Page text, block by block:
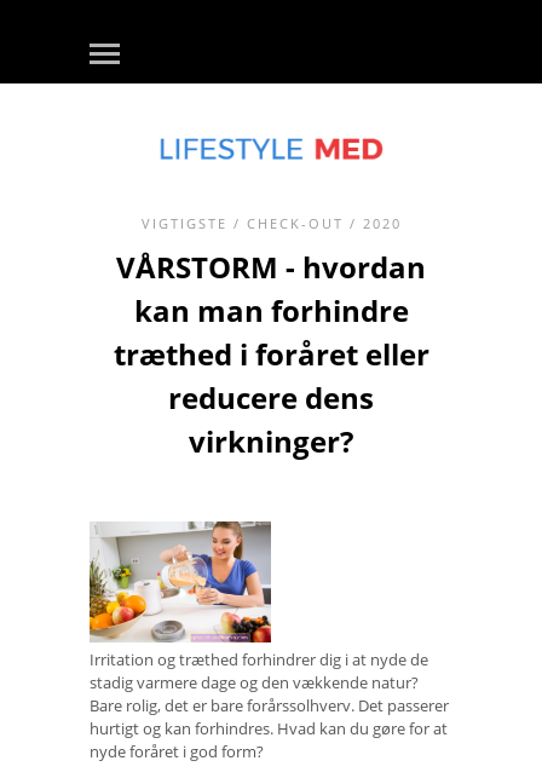
VIGTIGSTE / CHECK-OUT / 2020
VÅRSTORM - hvordan
kan man forhindre
træthed i foråret eller
reducere dens
virkninger?
Irritation og træthed forhindrer dig i at nyde de
stadig varmere dage og den vækkende natur?
Bare rolig, det er bare forårssolhverv. Det passerer
hurtigt og kan forhindres. Hvad kan du gøre for at
nyde foråret i god form?